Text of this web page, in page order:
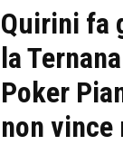
Quirini fa
la
Poker
non vince